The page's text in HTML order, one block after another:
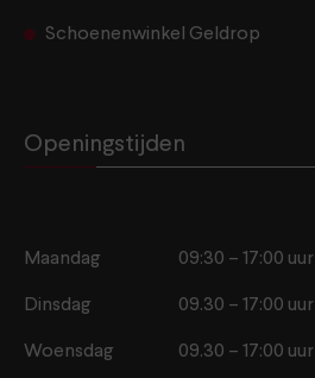
Schoenenwinkel Geldrop
Openingstijden
Maandag 09:30 – 17:00 uur
Dinsdag 09.30 – 17:00 uur
Woensdag 09.30 – 17:00 uur